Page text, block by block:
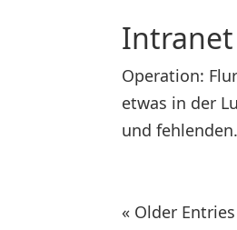
Intranet
Operation:
etwas in der
und
« Older Entries